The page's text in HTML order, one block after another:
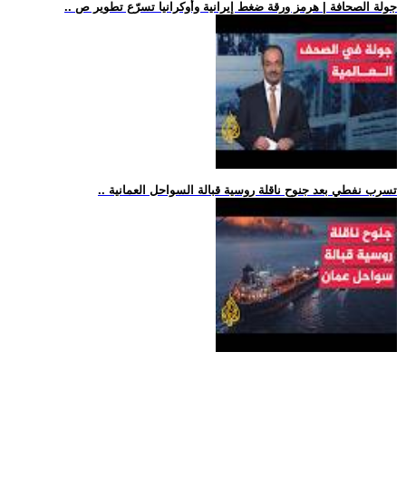
.. جولة الصحافة | هرمز ورقة ضغط إيرانية وأوكرانيا تسرّع تطوير ص
.. تسرب نفطي بعد جنوح ناقلة روسية قبالة السواحل العمانية